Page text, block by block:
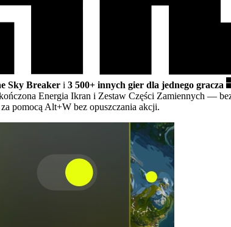
Sky Breaker i 3 500+ innych gier dla jednego gracza
Energia Ikran i Zestaw Części Zamiennych —
pomocą Alt+W bez opuszczania akcji.